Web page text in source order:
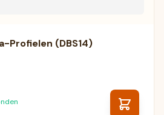
Profielen (DBS14)